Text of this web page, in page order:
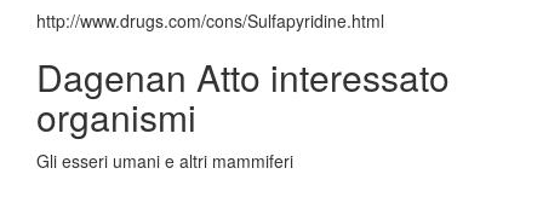
http://www.drugs.com/cons/Sulfapyridine.html
Dagenan Atto interessato
organismi
Gli esseri umani e altri mammiferi